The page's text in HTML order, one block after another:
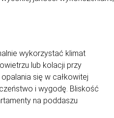
wykorzystać klimat
lub kolacji przy
się w całkowitej
i wygodę. Bliskość
na poddaszu